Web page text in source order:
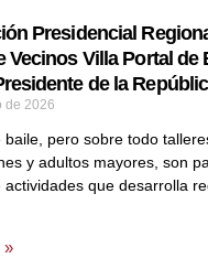
Presidencial
Vecinos Villa Portal de
de la
de 2026
baile, pero sobre todo
y adultos mayores, son
actividades que desarrolla
»